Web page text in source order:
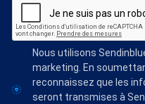
Nous utilisons
marketing. En
reconnaissez que les
seront transmises à